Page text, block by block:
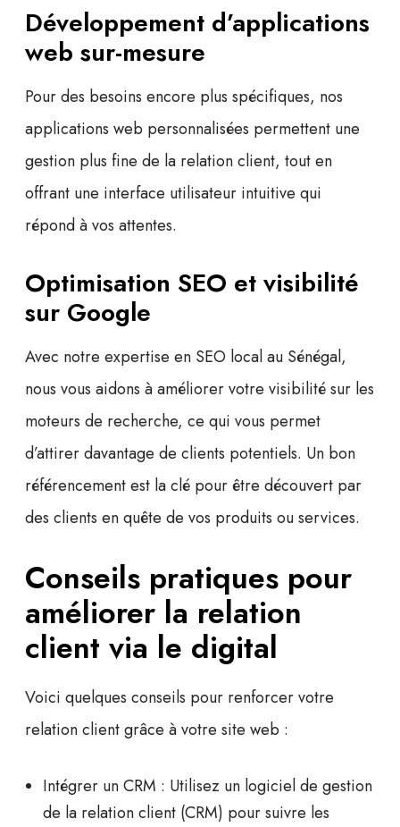
Développement d’applications
web sur-mesure
Pour des besoins encore plus spécifiques, nos
applications web personnalisées permettent une
gestion plus fine de la relation client, tout en
offrant une interface utilisateur intuitive qui
répond à vos attentes.
Optimisation SEO et visibilité
sur Google
Avec notre expertise en SEO local au Sénégal,
nous vous aidons à améliorer votre visibilité sur les
moteurs de recherche, ce qui vous permet
d’attirer davantage de clients potentiels. Un bon
référencement est la clé pour être découvert par
des clients en quête de vos produits ou services.
Conseils pratiques pour
améliorer la relation
client via le digital
Voici quelques conseils pour renforcer votre
relation client grâce à votre site web :
Intégrer un CRM : Utilisez un logiciel de gestion
de la relation client (CRM) pour suivre les